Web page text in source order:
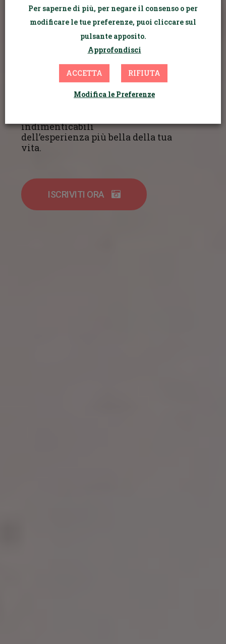
primo videocorso
per aiutarti a scattare
splendide foto in gravidanza
senza essere una fotografa e
per tutti i 9 mesi in dolce
Al suo interno troverai
indimenticabili
dell’esperienza più bella della tua
vita.
ISCRIVITI ORA
Per saperne di più, per negare il consenso o per
modificare le tue preferenze, puoi cliccare sul
pulsante apposito.
Approfondisci
ACCETTA RIFIUTA
Modifica le Preferenze